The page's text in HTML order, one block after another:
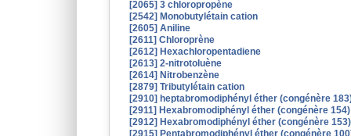
[2065] 3 chloropropène
[2542] Monobutylétain cation
[2605] Aniline
[2611] Chloroprène
[2612] Hexachloropentadiene
[2613] 2-nitrotoluène
[2614] Nitrobenzène
[2879] Tributylétain cation
[2910] heptabromodiphényl éther (congénère
[2911] Hexabromodiphényl éther (congénère 154)
[2912] Hexabromodiphényl éther (congénère 153)
[2915] Pentabromodiphényl éther (congénère